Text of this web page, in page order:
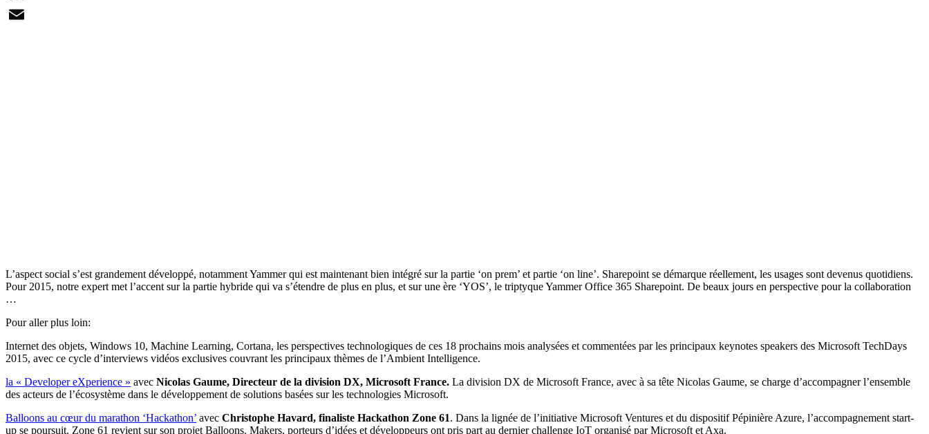
X
L’aspect social s’est grandement développé, notamment Yammer qui est maintenant bien intégré sur la partie ‘on prem’ et partie ‘on line’. Sharepoint se démarque réellement, les usages sont devenus quotidiens.
Pour 2015, notre expert met l’accent sur la partie hybride qui va s’étendre de plus en plus, et sur une ère ‘YOS’, le triptyque Yammer Office 365 Sharepoint. De beaux jours en perspective pour la collaboration
…
Pour aller plus loin:
Internet des objets, Windows 10, Machine Learning, Cortana, les perspectives technologiques de ces 18 prochains mois analysées et commentées par les principaux keynotes speakers des Microsoft TechDays
2015, avec ce cycle d’interviews vidéos exclusives couvrant les principaux thèmes de l’Ambient Intelligence.
la « Developer eXperience » avec Nicolas Gaume, Directeur de la division DX, Microsoft France. La division DX de Microsoft France, avec à sa tête Nicolas Gaume, se charge d’accompagner l’ensemble
des acteurs de l’écosystème dans le développement de solutions basées sur les technologies Microsoft.
Balloons au cœur du marathon ‘Hackathon’ avec Christophe Havard, finaliste Hackathon Zone 61. Dans la lignée de l’initiative Microsoft Ventures et du dispositif Pépinière Azure, l’accompagnement start-
up se poursuit. Zone 61 revient sur son projet Balloons. Makers, porteurs d’idées et développeurs ont pris part au dernier challenge IoT organisé par Microsoft et Axa.